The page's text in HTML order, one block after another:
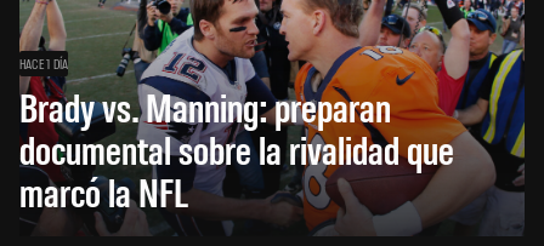
HACE 1 DÍA
Brady vs. Manning: preparan
documental sobre la rivalidad que
marcó la NFL